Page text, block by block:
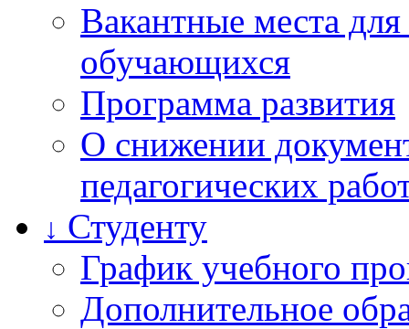
Вакантные места
обучающихся
Программа развития
О снижении
педагогических
↓ Студенту
График учебного
Дополнительное